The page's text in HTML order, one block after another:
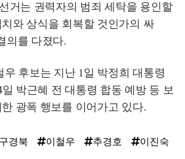
거는 권력자의 범죄 세탁을 용인할
와 상식을 회복할 것인가의 싸
의를 다졌다.
우 후보는 지난 1일 박정희 대통령
박근혜 전 대통령 합동 예방 등 보
광폭 행보를 이어가고 있다.
경북 이철우 추경호 이진숙